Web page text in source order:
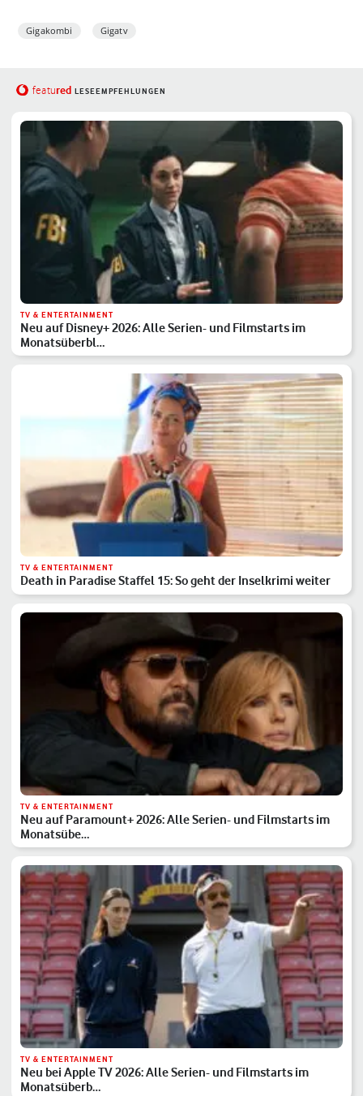
Gigakombi Gigatv
featured LESEEMPFEHLUNGEN
TV & ENTERTAINMENT
Neu auf Disney+ 2026: Alle Serien- und Filmstarts im
Monatsüberbl…
TV & ENTERTAINMENT
Death in Paradise Staffel 15: So geht der Inselkrimi weiter
TV & ENTERTAINMENT
Neu auf Paramount+ 2026: Alle Serien- und Filmstarts im
Monatsübe…
TV & ENTERTAINMENT
Neu bei Apple TV 2026: Alle Serien- und Filmstarts im
Monatsüberb…